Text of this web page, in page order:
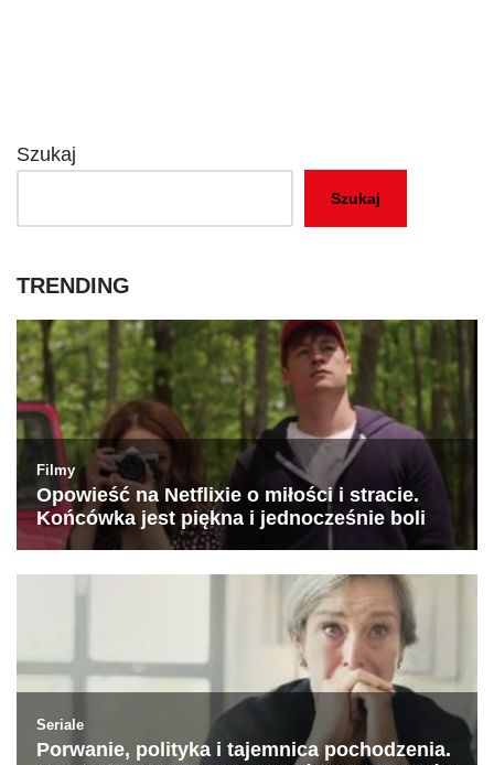
Szukaj
Szukaj
TRENDING